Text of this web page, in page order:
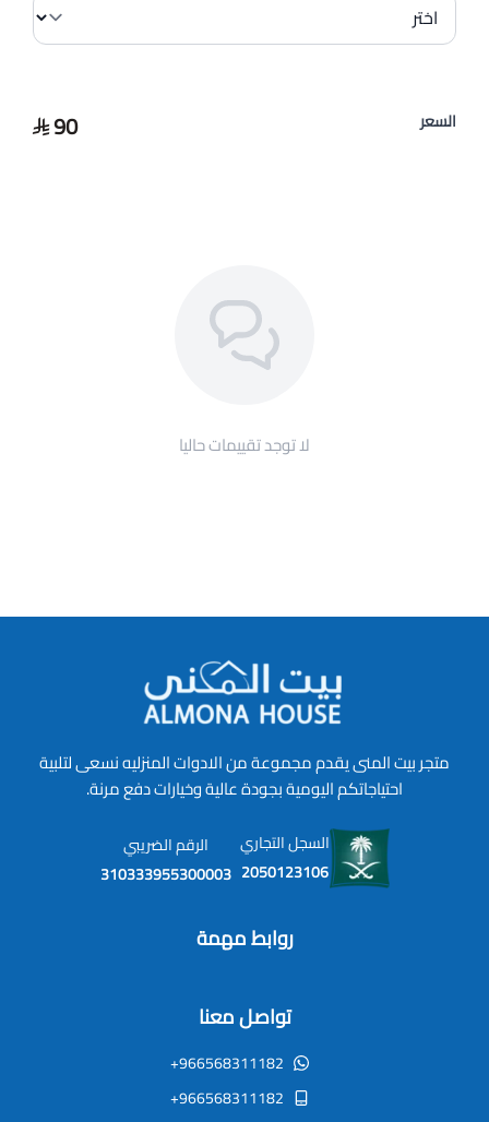
السعر 90
لا توجد تقييمات حاليا
متجر بيت المنى يقدم مجموعة من الادوات المنزليه نسعى لتلبية
احتياجاتكم اليومية بجودة عالية وخيارات دفع مرنة.
السجل التجاري
2050123106
الرقم الضريبي
310333955300003
روابط مهمة
تواصل معنا
+966568311182
+966568311182